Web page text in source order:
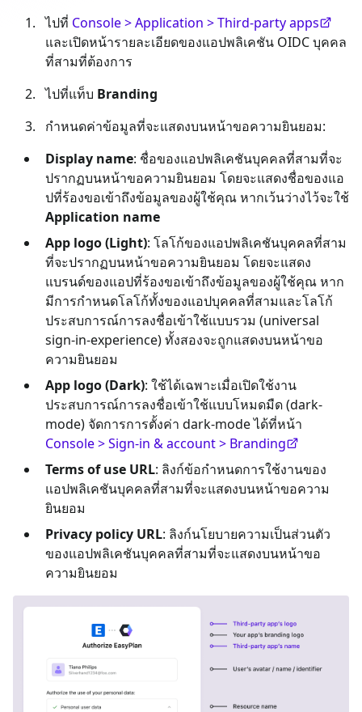
ไปที่ Console > Application > Third-party apps
และเปิดหน้ารายละเอียดของแอปพลิเคชัน OIDC บุคคล
ที่สามที่ต้องการ
ไปที่แท็บ Branding
กำหนดค่าข้อมูลที่จะแสดงบนหน้าขอความยินยอม:
Display name: ชื่อของแอปพลิเคชันบุคคลที่สามที่จะ
ปรากฏบนหน้าขอความยินยอม โดยจะแสดงชื่อของแอ
ปที่ร้องขอเข้าถึงข้อมูลของผู้ใช้คุณ หากเว้นว่างไว้จะใช้
Application name
App logo (Light): โลโก้ของแอปพลิเคชันบุคคลที่สาม
ที่จะปรากฏบนหน้าขอความยินยอม โดยจะแสดง
แบรนด์ของแอปที่ร้องขอเข้าถึงข้อมูลของผู้ใช้คุณ หาก
มีการกำหนดโลโก้ทั้งของแอปบุคคลที่สามและโลโก้
ประสบการณ์การลงชื่อเข้าใช้แบบรวม (universal
sign-in-experience) ทั้งสองจะถูกแสดงบนหน้าขอ
ความยินยอม
App logo (Dark): ใช้ได้เฉพาะเมื่อเปิดใช้งาน
ประสบการณ์การลงชื่อเข้าใช้แบบโหมดมืด (dark-
mode) จัดการการตั้งค่า dark-mode ได้ที่หน้า
Console > Sign-in & account > Branding
Terms of use URL: ลิงก์ข้อกำหนดการใช้งานของ
แอปพลิเคชันบุคคลที่สามที่จะแสดงบนหน้าขอความ
ยินยอม
Privacy policy URL: ลิงก์นโยบายความเป็นส่วนตัว
ของแอปพลิเคชันบุคคลที่สามที่จะแสดงบนหน้าขอ
ความยินยอม